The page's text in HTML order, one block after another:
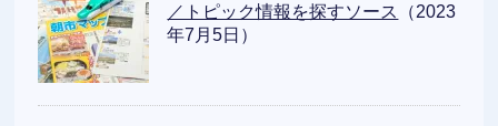
／トピック情報を探すソース
（2023
年7月5日）